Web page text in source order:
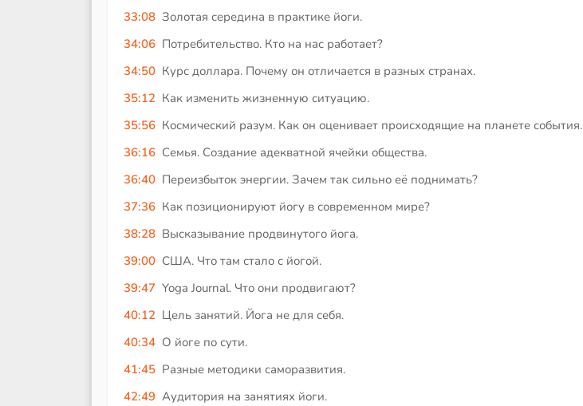
33:08 Золотая середина в практике йоги.
34:06 Потребительство. Кто на нас работает?
34:50 Курс доллара. Почему он отличается в разных странах.
35:12 Как изменить жизненную ситуацию.
35:56 Космический разум. Как он оценивает происходящие на планете события.
36:16 Семья. Создание адекватной ячейки общества.
36:40 Переизбыток энергии. Зачем так сильно её поднимать?
37:36 Как позиционируют йогу в современном мире?
38:28 Высказывание продвинутого йога.
39:00 США. Что там стало с йогой.
39:47 Yoga Journal. Что они продвигают?
40:12 Цель занятий. Йога не для себя.
40:34 О йоге по сути.
41:45 Разные методики саморазвития.
42:49 Аудитория на занятиях йоги.